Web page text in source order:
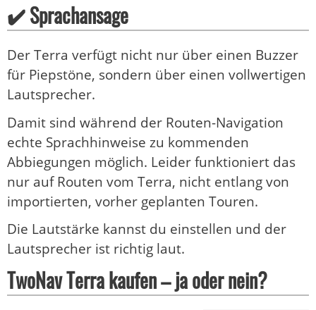
✔️ Sprachansage
Der Terra verfügt nicht nur über einen Buzzer
für Piepstöne, sondern über einen vollwertigen
Lautsprecher.
Damit sind während der Routen-Navigation
echte Sprachhinweise zu kommenden
Abbiegungen möglich. Leider funktioniert das
nur auf Routen vom Terra, nicht entlang von
importierten, vorher geplanten Touren.
Die Lautstärke kannst du einstellen und der
Lautsprecher ist richtig laut.
TwoNav Terra kaufen – ja oder nein?